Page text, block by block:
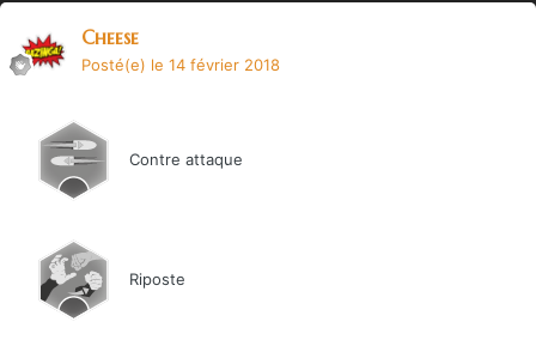
Cheese
Posté(e) le 14 février 2018
Contre attaque
Riposte